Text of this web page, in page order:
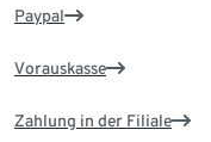
Paypal
Vorauskasse
Zahlung in der Filiale